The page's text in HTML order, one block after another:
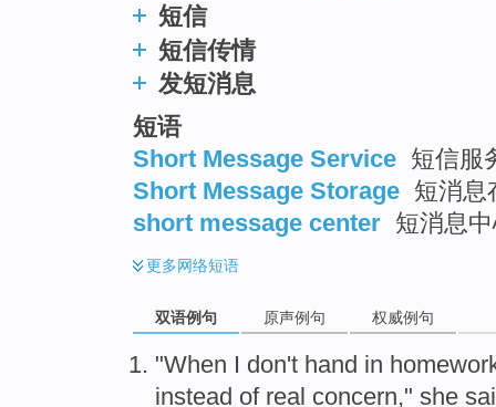
短信
短信传情
发短消息
短语
Short Message Service 短信服
Short Message Storage 短消息
short message center 短消息
更多网络短语
双语例句 原声例句 权威例句
"When I don't hand in
instead of real concern," she